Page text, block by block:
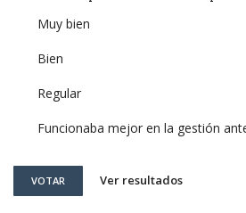
Muy bien
Bien
Regular
Funcionaba mejor en la gestión
VOTAR Ver resultados